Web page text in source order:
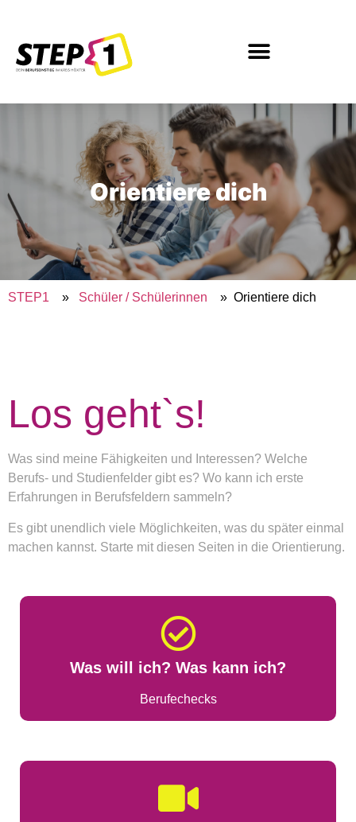
Orientiere dich
STEP1 » Schüler / Schülerinnen » Orientiere dich
Los geht`s!
Was sind meine Fähigkeiten und Interessen? Welche
Berufs- und Studienfelder gibt es? Wo kann ich erste
Erfahrungen in Berufsfeldern sammeln?
Es gibt unendlich viele Möglichkeiten, was du später einmal
machen kannst. Starte mit diesen Seiten in die Orientierung.
Was will ich? Was kann ich?
Berufechecks